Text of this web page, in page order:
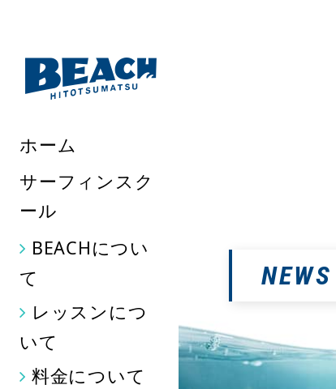
ホーム
サーフィンスク
ール
BEACHについ
て
レッスンにつ
いて
料金について
NEWS